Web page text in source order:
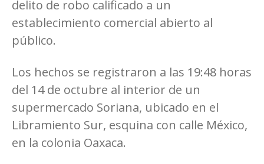
delito de robo calificado a un
establecimiento comercial abierto al
público.
Los hechos se registraron a las 19:48 horas
del 14 de octubre al interior de un
supermercado Soriana, ubicado en el
Libramiento Sur, esquina con calle México,
en la colonia Oaxaca.